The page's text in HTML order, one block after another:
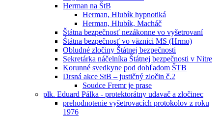
Herman na ŠtB
Herman, Hlubík hypnotiká
Herman, Hlubík, Macháč
Štátna bezpečnosť nezákonne vo vyšetrovaní
Śtátna bezpečnosť vo väznici MS (Hrmo)
Obludné zločiny Štátnej bezpečnosti
Sekretárka náčelníka Štátnej bezpečnosti v Nitre
Korunné svedkyne pod dohľadom ŠTB
Drsná akce StB – justičný zločin č.2
Soudce Fremr je prase
plk. Eduard Pálka - protektorátny udavač a zločinec
prehodnotenie vyšetrovacích protokolov z roku
1976